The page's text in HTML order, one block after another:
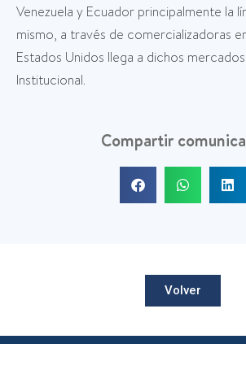
Venezuela y Ecuador principalmente la
mismo, a través de comercializadoras
Estados Unidos llega a dichos
Institucional.
Compartir
Volver